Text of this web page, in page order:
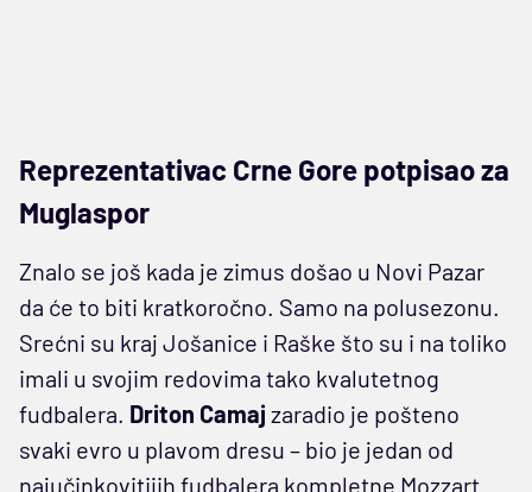
Reprezentativac Crne Gore potpisao za
Muglaspor
Znalo se još kada je zimus došao u Novi Pazar
da će to biti kratkoročno. Samo na polusezonu.
Srećni su kraj Jošanice i Raške što su i na toliko
imali u svojim redovima tako kvalutetnog
fudbalera. Driton Camaj zaradio je pošteno
svaki evro u plavom dresu – bio je jedan od
najučinkovitijih fudbalera kompletne Mozzart